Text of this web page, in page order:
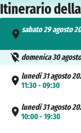
Itinerario
sabato 29 agosto
domenica 30
lunedì 31 agosto
11:30 - 09:30
lunedì 31 agosto
10:00 - 19:30